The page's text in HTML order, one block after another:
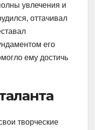
увлечения и
оттачивал
его
ему достичь
творческие